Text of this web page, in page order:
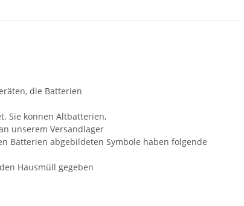
die Batterien
Sie können Altbatterien,
unserem Versandlager
Batterien abgebildeten Symbole haben folgende
Hausmüll gegeben